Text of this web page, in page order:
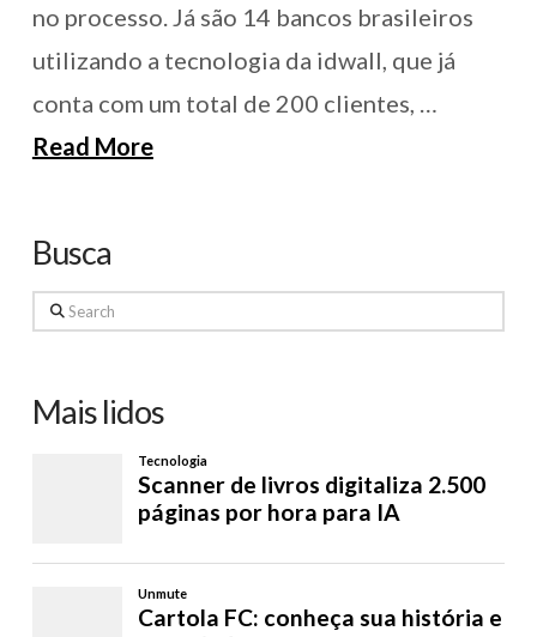
no processo. Já são 14 bancos brasileiros
utilizando a tecnologia da idwall, que já
conta com um total de 200 clientes, …
Read More
Busca
Search
Mais lidos